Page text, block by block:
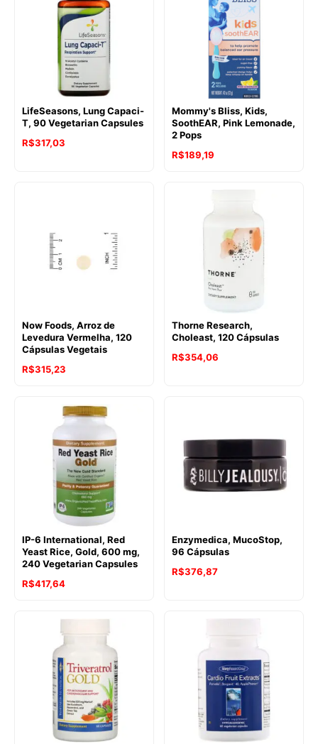
LifeSeasons, Lung Capaci-
T, 90 Vegetarian Capsules
R$317,03
Mommy's Bliss, Kids,
SoothEAR, Pink Lemonade,
2 Pops
R$189,19
Now Foods, Arroz de
Levedura Vermelha, 120
Cápsulas Vegetais
R$315,23
Thorne Research,
Choleast, 120 Cápsulas
R$354,06
IP-6 International, Red
Yeast Rice, Gold, 600 mg,
240 Vegetarian Capsules
R$417,64
Enzymedica, MucoStop,
96 Cápsulas
R$376,87